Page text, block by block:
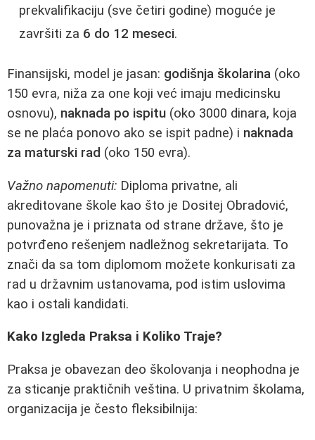
prekvalifikaciju (sve četiri godine) moguće je
završiti za 6 do 12 meseci.
Finansijski, model je jasan: godišnja školarina (oko
150 evra, niža za one koji već imaju medicinsku
osnovu), naknada po ispitu (oko 3000 dinara, koja
se ne plaća ponovo ako se ispit padne) i naknada
za maturski rad (oko 150 evra).
Važno napomenuti: Diploma privatne, ali
akreditovane škole kao što je Dositej Obradović,
punovažna je i priznata od strane države, što je
potvrđeno rešenjem nadležnog sekretarijata. To
znači da sa tom diplomom možete konkurisati za
rad u državnim ustanovama, pod istim uslovima
kao i ostali kandidati.
Kako Izgleda Praksa i Koliko Traje?
Praksa je obavezan deo školovanja i neophodna je
za sticanje praktičnih veština. U privatnim školama,
organizacija je često fleksibilnija: